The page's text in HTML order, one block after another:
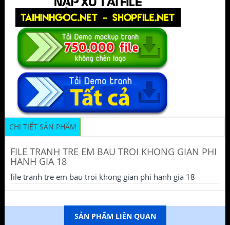
CHI TIẾT SẢN PHẨM
FILE TRANH TRE EM BAU TROI KHONG GIAN PHI
HANH GIA 18
file tranh tre em bau troi khong gian phi hanh gia 18
SẢN PHẨM LIÊN QUAN